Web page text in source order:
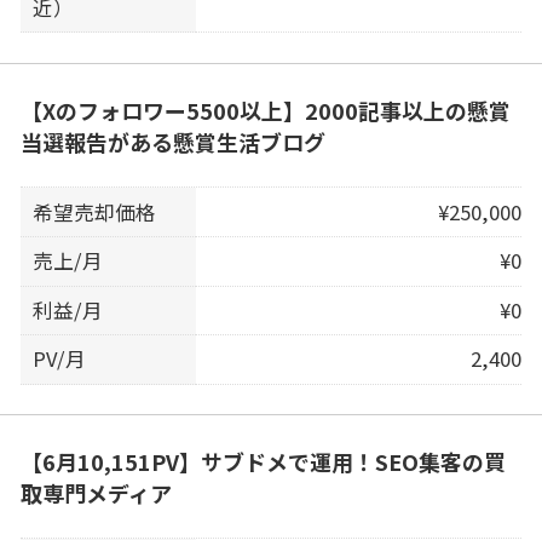
近）
【Xのフォロワー5500以上】2000記事以上の懸賞
当選報告がある懸賞生活ブログ
希望売却価格
¥250,000
売上/月
¥0
利益/月
¥0
PV/月
2,400
【6月10,151PV】サブドメで運用！SEO集客の買
取専門メディア